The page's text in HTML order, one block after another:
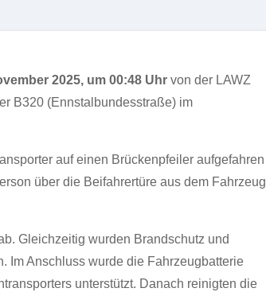
2025, um 00:48 Uhr von der LAWZ
B320 (Ennstalbundesstraße) im
auf einen Brückenpfeiler aufgefahren
über die Beifahrertüre aus dem Fahrzeug
Gleichzeitig wurden Brandschutz und
Im Anschluss wurde die Fahrzeugbatterie
unterstützt. Danach reinigten die